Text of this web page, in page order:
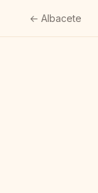
← Albacete